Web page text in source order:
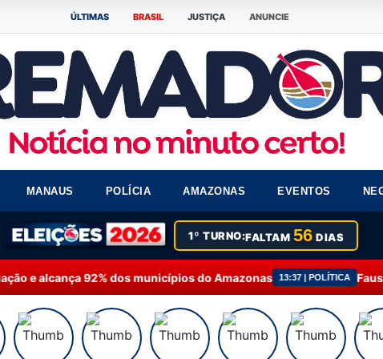
ÚLTIMAS BRASIL JUSTIÇA ANUNCIE
MANAUS POLÍCIA AMAZONAS EVENTOS
1º TURNO:FALTAM 56 DIAS
dos municípios do Amazonas 13:37 | POLÍTICA Fausto Júnior solicita